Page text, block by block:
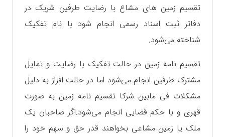
تقسیم زمین های مشاع با رضایت طرفین شریک در
دفاتر ثبت اسناد رسمی انجام شود با نام تفکیک
شناخته می‌شود.
تقسیم نامه زمین در حالت تفکیک با رضایت و تمایل
مشترک طرفین انجام می‌شود اما در حالت افراز به دلیل
مشکلات فی مابین شرکا تقسیم نامه زمین به صورت
قهری و با حکم قضایی انجام می‌شود.اگر صاحبان یک
ملک یا زمین مشاعی بخواهند قدر حق و سهم خود را